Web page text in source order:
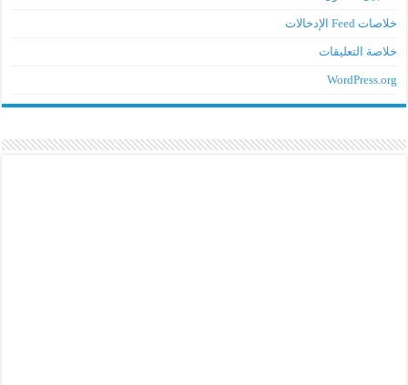
خلاصات Feed الإدخالات
خلاصة التعليقات
WordPress.org